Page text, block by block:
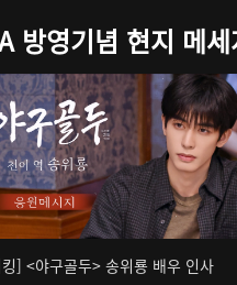
방영기념 현지 메
] <야구골두> 송위룡 배우 인사